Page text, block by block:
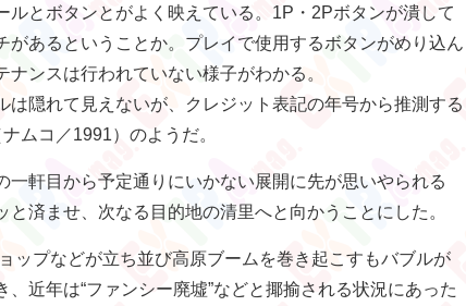
ルとボタンとがよく映えている。1P・2Pボタンが潰して
があるということか。プレイで使用するボタンがめり込ん
ンスは行われていない様子がわかる。
は隠れて見えないが、クレジット表記の年号から推測する
ムコ／1991）のようだ。
一軒目から予定通りにいかない展開に先が思いやられる
済ませ、次なる目的地の清里へと向かうことにした。
ップなどが立ち並び高原ブームを巻き起こすもバブルが
近年は“ファンシー廃墟”などと揶揄される状況にあった